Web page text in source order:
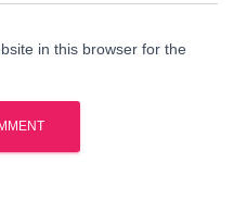
in this browser for the